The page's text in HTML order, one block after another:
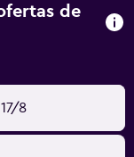
de ocio y
al aire libre
de
8